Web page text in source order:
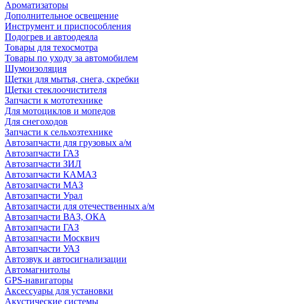
Ароматизаторы
Дополнительное освещение
Инструмент и приспособления
Подогрев и автоодеяла
Товары для техосмотра
Товары по уходу за автомобилем
Шумоизоляция
Щетки для мытья, снега, скребки
Щетки стеклоочистителя
Запчасти к мототехнике
Для мотоциклов и мопедов
Для снегоходов
Запчасти к сельхозтехнике
Автозапчасти для грузовых а/м
Автозапчасти ГАЗ
Автозапчасти ЗИЛ
Автозапчасти КАМАЗ
Автозапчасти МАЗ
Автозапчасти Урал
Автозапчасти для отечественных а/м
Автозапчасти ВАЗ, ОКА
Автозапчасти ГАЗ
Автозапчасти Москвич
Автозапчасти УАЗ
Автозвук и автосигнализации
Автомагнитолы
GPS-навигаторы
Аксессуары для установки
Акустические системы